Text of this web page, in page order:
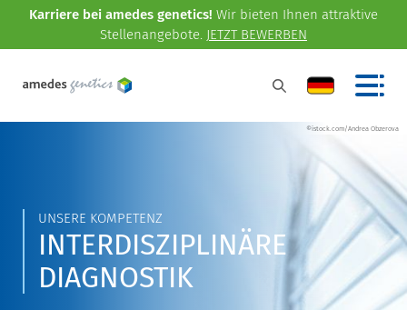
Karriere bei amedes genetics! Wir bieten Ihnen attraktive
Stellenangebote. JETZT BEWERBEN
©istock.com/Andrea Obzerova
UNSERE KOMPETENZ
INTERDISZIPLINÄRE
DIAGNOSTIK